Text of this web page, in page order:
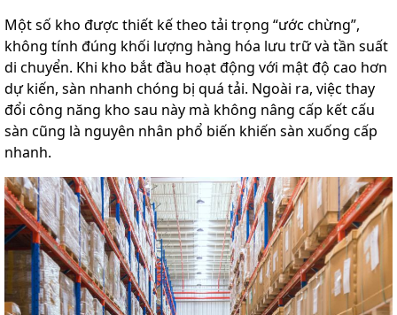
Một số kho được thiết kế theo tải trọng “ước chừng”,
không tính đúng khối lượng hàng hóa lưu trữ và tần suất
di chuyển. Khi kho bắt đầu hoạt động với mật độ cao hơn
dự kiến, sàn nhanh chóng bị quá tải. Ngoài ra, việc thay
đổi công năng kho sau này mà không nâng cấp kết cấu
sàn cũng là nguyên nhân phổ biến khiến sàn xuống cấp
nhanh.